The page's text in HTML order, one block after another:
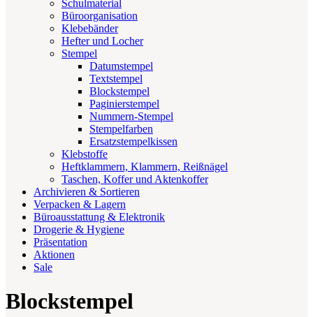
Schulmaterial
Büroorganisation
Klebebänder
Hefter und Locher
Stempel
Datumstempel
Textstempel
Blockstempel
Paginierstempel
Nummern-Stempel
Stempelfarben
Ersatzstempelkissen
Klebstoffe
Heftklammern, Klammern, Reißnägel
Taschen, Koffer und Aktenkoffer
Archivieren & Sortieren
Verpacken & Lagern
Büroausstattung & Elektronik
Drogerie & Hygiene
Präsentation
Aktionen
Sale
Blockstempel